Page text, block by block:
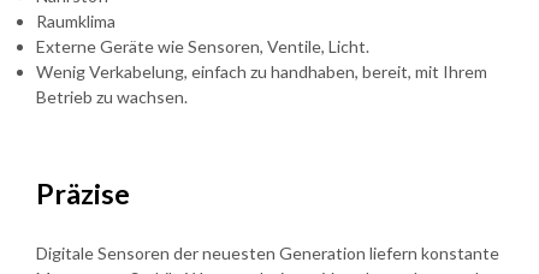
Raumklima
Externe Geräte wie Sensoren, Ventile, Licht.
Wenig Verkabelung, einfach zu handhaben, bereit, mit Ihrem
Betrieb zu wachsen.
Präzise
Digitale Sensoren der neuesten Generation liefern konstante